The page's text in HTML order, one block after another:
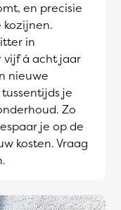
en precisie
kozijnen.
in
vijf á acht jaar
nieuwe
je
Zo
je op de
kosten. Vraag